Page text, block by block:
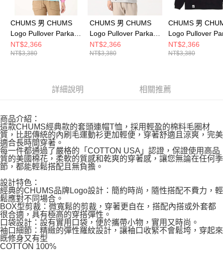
CHUMS 男 CHUMS
Logo Pullover Parka
LP連帽上衣
CH001443Z077
NT$2,366
NT$3,380
CHUMS 男 CHUMS
Logo Pullover Parka
LP連帽上衣
CH001443G050
NT$2,366
NT$3,380
CHUMS 男
Logo Pullover
LP連帽上衣
CH001443K083
NT$2,366
NT$3,380
詳細說明 相關推薦
商品介紹：
這款CHUMS經典款的套頭連帽T恤，採用輕盈的棉料毛圈材
質，比起傳統的內刷毛運動衫更加輕便，穿著舒適且涼爽，完美
適合長時間穿著。
每一件都通過了嚴格的「COTTON USA」認證，保證使用高品
質的美國棉花，柔軟的質感和乾爽的穿著感，讓您無論在任何季
節，都能輕鬆搭配且無負擔。
設計特色：
經典的CHUMS品牌Logo設計：簡約時尚，隨性搭配不費力，輕
鬆應對不同場合。
BOX型剪裁：微寬鬆的剪裁，穿著更自在，搭配內搭或外套都
很合適，具有極高的穿搭彈性。
口袋設計：設有實用口袋，便於攜帶小物，實用又時尚。
袖口細節：精緻的彈性羅紋設計，讓袖口收緊不會鬆垮，穿起來
既修身又有型
COTTON 100%